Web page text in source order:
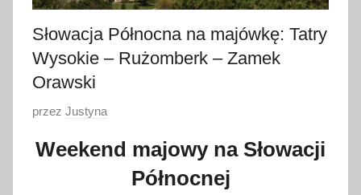
Słowacja Północna na majówkę: Tatry
Wysokie – Rużomberk – Zamek
Orawski
O
u
przez Justyna
Weekend majowy na Słowacji
Północnej